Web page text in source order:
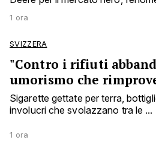
1 ora
SVIZZERA
"Contro i rifiuti
umorismo che
Sigarette gettate per terra,
involucri che svolazzano tra le ...
1 ora